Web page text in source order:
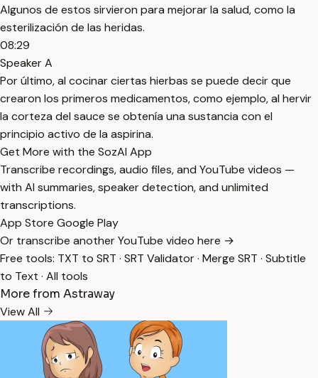
Algunos de estos sirvieron para mejorar la salud, como la
esterilización de las heridas.
08:29
Speaker A
Por último, al cocinar ciertas hierbas se puede decir que
crearon los primeros medicamentos, como ejemplo, al hervir
la corteza del sauce se obtenía una sustancia con el
principio activo de la aspirina.
Get More with the SozAI App
Transcribe recordings, audio files, and YouTube videos —
with AI summaries, speaker detection, and unlimited
transcriptions.
App Store Google Play
Or transcribe another YouTube video here →
Free tools: TXT to SRT · SRT Validator· Merge SRT · Subtitle
to Text · All tools
More from Astraway
View All